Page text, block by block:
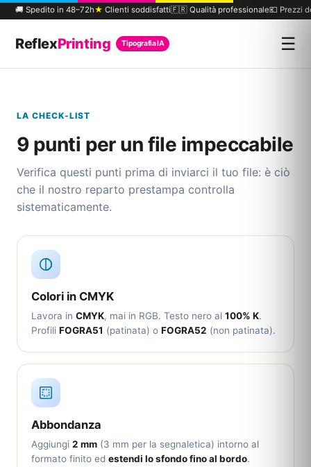
🚚 Spedito in 48–72h★ Clienti soddisfatti🇫🇷 Qualità professionale💶 Prezzi
ReflexPrinting Tipografia IA ☰
LA CHECK-LIST
9 punti per un file impeccabile
Verifica questi punti prima di inviarci il tuo file: è ciò
che il nostro reparto prestampa controlla
sistematicamente.
Colori in CMYK
Lavora in CMYK, mai in RGB. Testo nero al 100% K.
Profili FOGRA51 (patinata) o FOGRA52 (non patinata).
Abbondanza
Aggiungi 2 mm (3 mm per la segnaletica) intorno al
formato finito ed estendi lo sfondo fino al bordo.